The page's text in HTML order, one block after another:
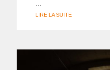
LIRE LA SUITE